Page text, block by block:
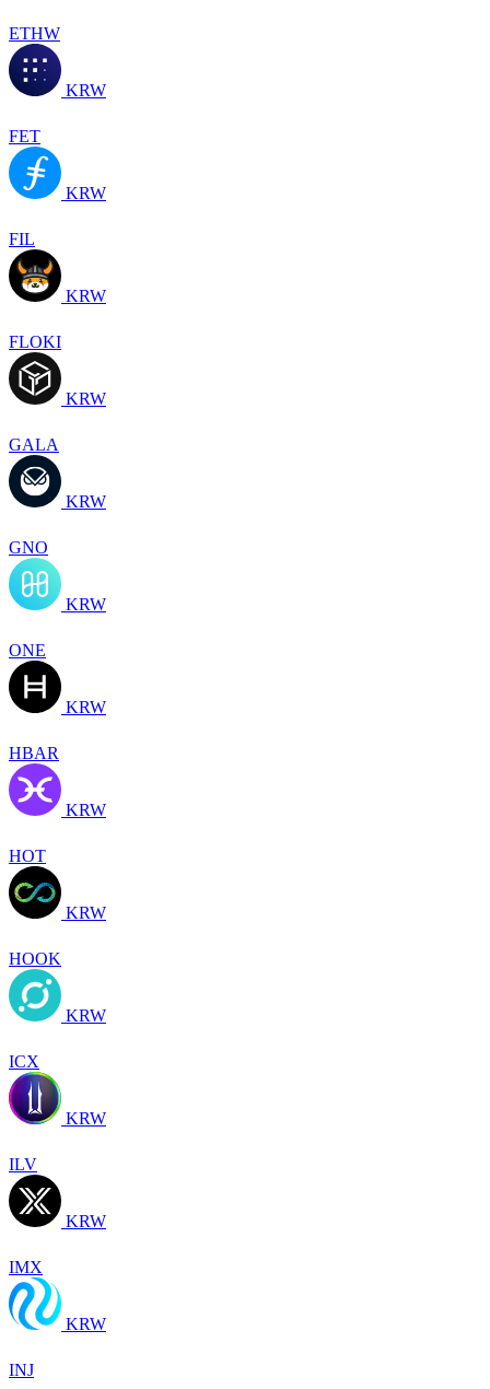
ETHW
KRW
FET
KRW
FIL
KRW
FLOKI
KRW
GALA
KRW
GNO
KRW
ONE
KRW
HBAR
KRW
HOT
KRW
HOOK
KRW
ICX
KRW
ILV
KRW
IMX
KRW
INJ